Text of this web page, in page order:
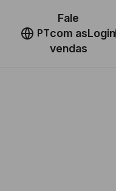
PT
Fale
com as
vendas
Login